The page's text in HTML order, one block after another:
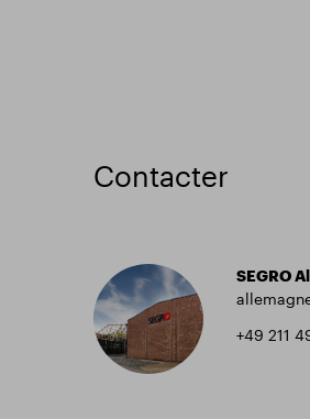
Contacter
SEGRO
+49 211